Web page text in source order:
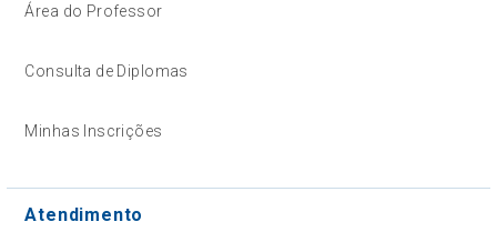
Área do Professor
Consulta de Diplomas
Minhas Inscrições
Atendimento